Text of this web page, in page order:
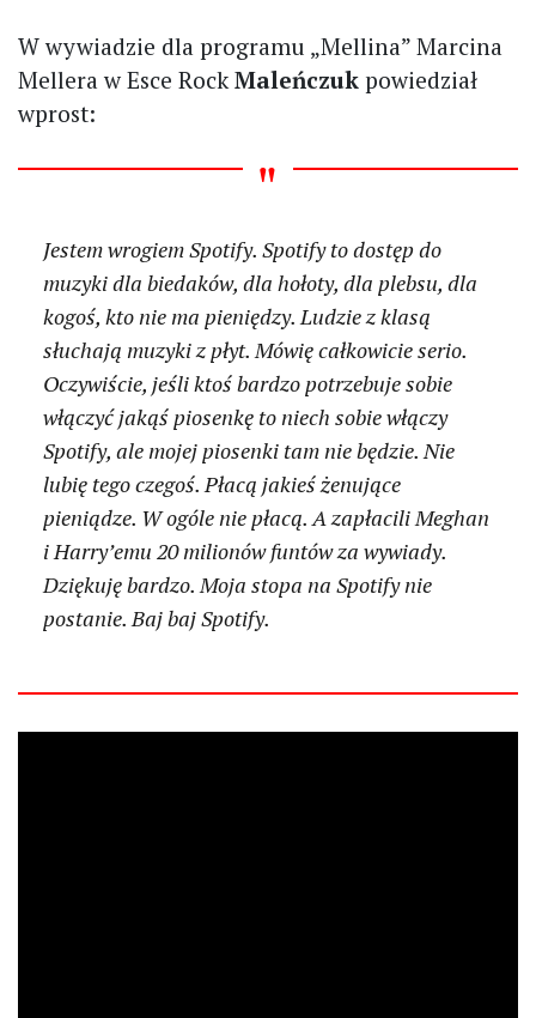
W wywiadzie dla programu „Mellina” Marcina
Mellera w Esce Rock Maleńczuk powiedział
wprost:
Jestem wrogiem Spotify. Spotify to dostęp do
muzyki dla biedaków, dla hołoty, dla plebsu, dla
kogoś, kto nie ma pieniędzy. Ludzie z klasą
słuchają muzyki z płyt. Mówię całkowicie serio.
Oczywiście, jeśli ktoś bardzo potrzebuje sobie
włączyć jakąś piosenkę to niech sobie włączy
Spotify, ale mojej piosenki tam nie będzie. Nie
lubię tego czegoś. Płacą jakieś żenujące
pieniądze. W ogóle nie płacą. A zapłacili Meghan
i Harry’emu 20 milionów funtów za wywiady.
Dziękuję bardzo. Moja stopa na Spotify nie
postanie. Baj baj Spotify.